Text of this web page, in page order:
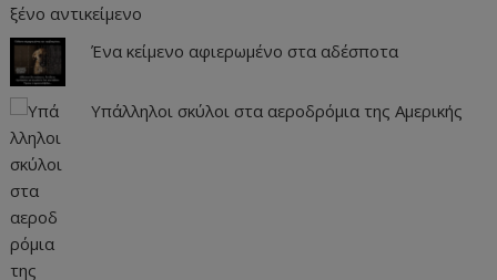
ξένο αντικείμενο
Ένα κείμενο αφιερωμένο στα αδέσποτα
Υπάλληλοι σκύλοι στα αεροδρόμια της Αμερικής